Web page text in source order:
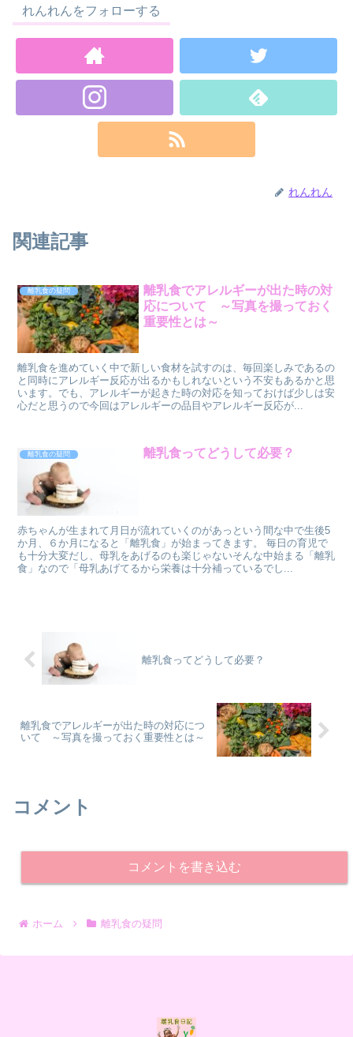
れんれんをフォローする
れんれん
関連記事
離乳食の疑問
離乳食でアレルギーが出た時の対
応について ～写真を撮っておく
重要性とは～
離乳食を進めていく中で新しい食材を試すのは、毎回楽しみであるの
と同時にアレルギー反応が出るかもしれないという不安もあるかと思
います。でも、アレルギーが起きた時の対応を知っておけば少しは安
心だと思うので今回はアレルギーの品目やアレルギー反応が...
離乳食の疑問 離乳食ってどうして必要？
赤ちゃんが生まれて月日が流れていくのがあっという間な中で生後5
か月、６か月になると「離乳食」が始まってきます。 毎日の育児で
も十分大変だし、母乳をあげるのも楽じゃないそんな中始まる「離乳
食」なので「母乳あげてるから栄養は十分補っているでし...
離乳食ってどうして必要？
離乳食でアレルギーが出た時の対応につ
いて ～写真を撮っておく重要性とは～
コメント
コメントを書き込む
ホーム 離乳食の疑問